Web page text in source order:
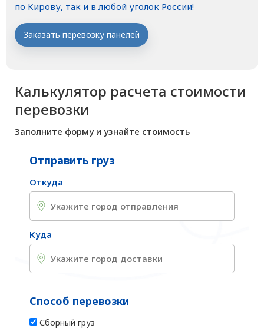
по Кирову, так и в любой уголок России!
Заказать перевозку панелей
Калькулятор расчета стоимости
перевозки
Заполните форму и узнайте стоимость
Отправить груз
Откуда
Куда
Способ перевозки
Сборный груз